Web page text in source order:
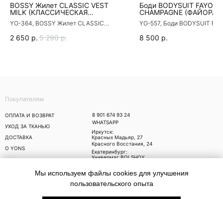
BOSSY Жилет CLASSIC VEST
MILK (КЛАССИЧЕСКАЯ
МОЛОЧНАЯ ЖИЛЕТКА БОССИ)
YO-364, BOSSY Жилет CLASSIC
МОЛОЧНАЯ ЖИЛЕТКА БОССИ)
2 650 р. 5 290 р.
Боди BODYSUIT FAYORA
CHAMPAGNE (ФАЙОРА
ШАМПАНЬ)
YO-557, Боди BODYSUIT
8 500 р.
8 901 674 93 24
WHATSAPP
Покупателям
ОПЛАТА И ВОЗВРАТ
УХОД ЗА ТКАНЬЮ
ДОСТАВКА
О YONS
Иркутск:
Красных Мадьяр, 27
Публичная оферта
Красного Восстания, 24
Екатеринбург:
Универмаг BOLSHOY,
Москва:
Trend Island, Ходынский
бульвар, 4
Мы используем файлы cookies для улучшения
пользовательского опыта